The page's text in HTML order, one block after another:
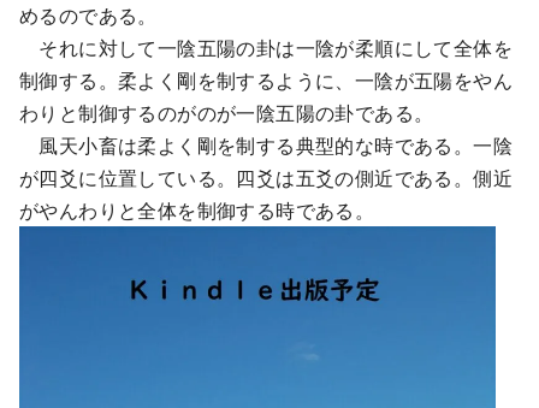
めるのである。
それに対して一陰五陽の卦は一陰が柔順にして全体を
制御する。柔よく剛を制するように、一陰が五陽をやん
わりと制御するのがのが一陰五陽の卦である。
風天小畜は柔よく剛を制する典型的な時である。一陰
が四爻に位置している。四爻は五爻の側近である。側近
がやんわりと全体を制御する時である。